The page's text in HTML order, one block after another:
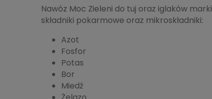
Nawóz Moc Zieleni do tuj oraz iglaków
składniki pokarmowe oraz mikroskładniki:
Azot
Fosfor
Potas
Bor
Miedź